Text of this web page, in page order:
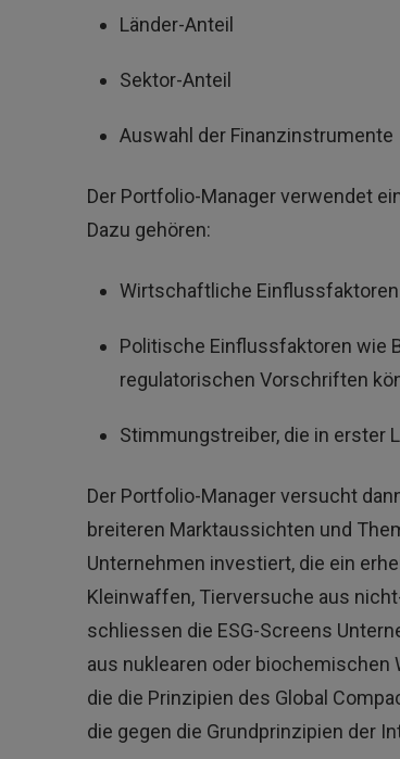
Länder-Anteil
Sektor-Anteil
Auswahl der Finanzinstrumente
Der Portfolio-Manager verwendet
Dazu gehören:
Wirtschaftliche
Politische Einflussfaktoren wie
regulatorischen Vorschriften
Stimmungstreiber, die in erster
Der Portfolio-Manager versucht
breiteren Marktaussichten und
Unternehmen investiert, die ein
Kleinwaffen, Tierversuche aus
schliessen die ESG-Screens
aus nuklearen oder biochemischen
die die Prinzipien des Global
die gegen die Grundprinzipien der